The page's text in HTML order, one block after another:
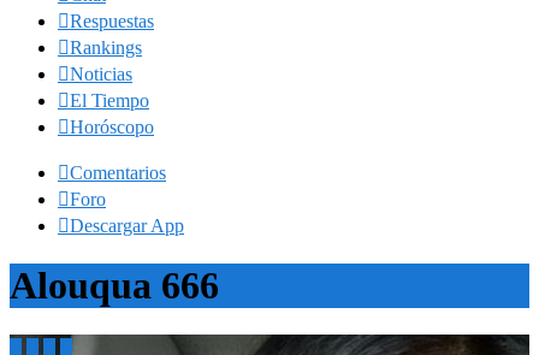
Respuestas
Rankings
Noticias
El Tiempo
Horóscopo
Comentarios
Foro
Descargar App
Alouqua 666